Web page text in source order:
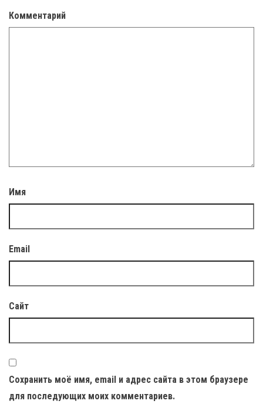
Комментарий
Имя
Email
Сайт
Сохранить моё имя, email и адрес сайта в этом браузере
для последующих моих комментариев.